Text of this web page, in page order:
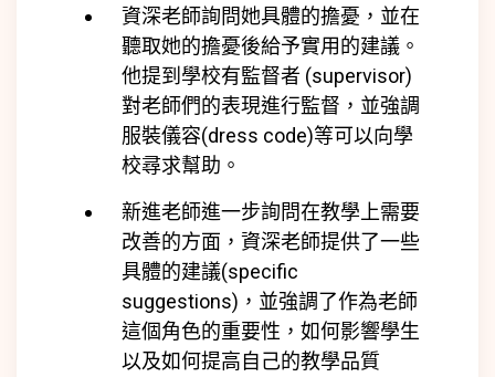
資深老師詢問她具體的擔憂，並在
聽取她的擔憂後給予實用的建議。
他提到學校有監督者 (supervisor)
對老師們的表現進行監督，並強調
服裝儀容(dress code)等可以向學
校尋求幫助。
新進老師進一步詢問在教學上需要
改善的方面，資深老師提供了一些
具體的建議(specific
suggestions) ，並強調了作為老師
這個角色的重要性，如何影響學生
以及如何提高自己的教學品質